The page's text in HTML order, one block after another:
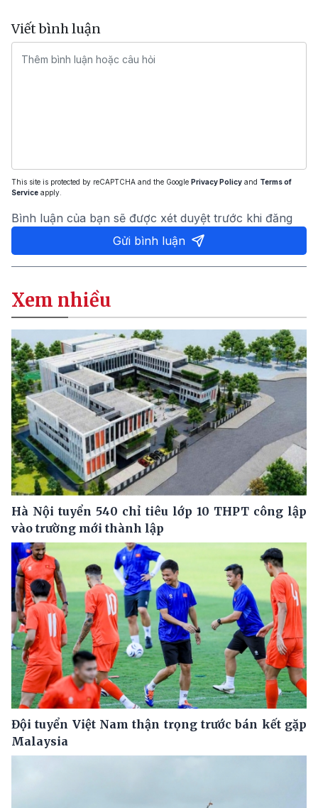
Viết bình luận
This site is protected by reCAPTCHA and the Google Privacy Policy and Terms of
Service apply.
Bình luận của bạn sẽ được xét duyệt trước khi đăng
Gửi bình luận
Xem nhiều
Hà Nội tuyển 540 chỉ tiêu lớp 10 THPT công lập
vào trường mới thành lập
Đội tuyển Việt Nam thận trọng trước bán kết gặp
Malaysia